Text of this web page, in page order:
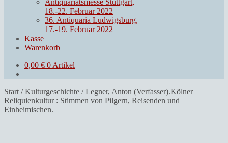
Antiquariatsmesse Stuttgart,
18.-22. Februar 2022
36. Antiquaria Ludwigsburg,
17.-19. Februar 2022
Kasse
Warenkorb
0,00 € 0 Artikel
Start /Kulturgeschichte /Legner, Anton (Verfasser).Kölner
Reliquienkultur : Stimmen von Pilgern, Reisenden und
Einheimischen.